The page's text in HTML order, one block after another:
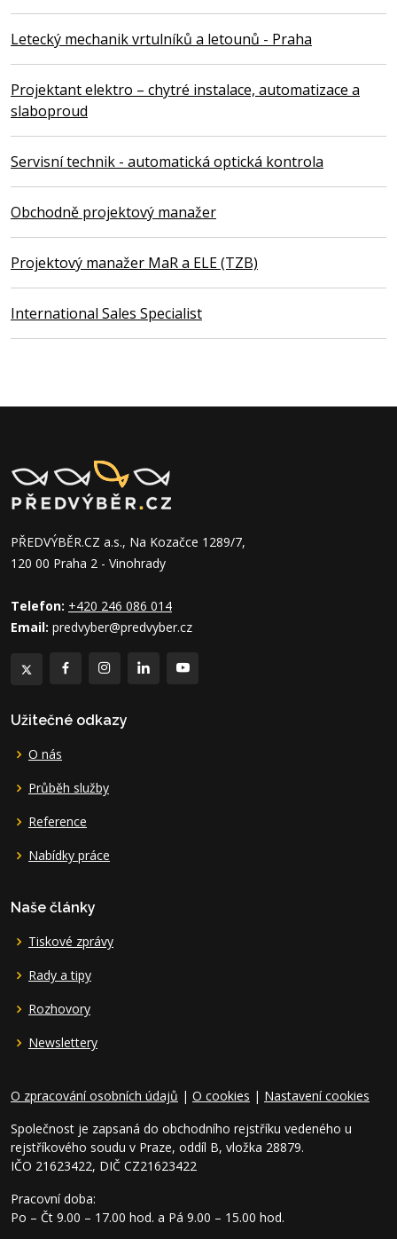
Letecký mechanik vrtulníků a letounů - Praha
Projektant elektro – chytré instalace, automatizace a
slaboproud
Servisní technik - automatická optická kontrola
Obchodně projektový manažer
Projektový manažer MaR a ELE (TZB)
International Sales Specialist
PŘEDVÝBĚR.CZ a.s., Na Kozačce 1289/7,
120 00 Praha 2 - Vinohrady
Telefon: +420 246 086 014
Email: predvyber@predvyber.cz
Užitečné odkazy
O nás
Průběh služby
Reference
Nabídky práce
Naše články
Tiskové zprávy
Rady a tipy
Rozhovory
Newslettery
O zpracování osobních údajů | O cookies | Nastavení cookies
Společnost je zapsaná do obchodního rejstříku vedeného u
rejstříkového soudu v Praze, oddíl B, vložka 28879.
IČO 21623422, DIČ CZ21623422
Pracovní doba:
Po – Čt 9.00 – 17.00 hod. a Pá 9.00 – 15.00 hod.